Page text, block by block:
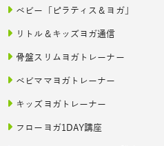
ベビー「ピラティス＆ヨガ」
リトル＆キッズヨガ通信
骨盤スリムヨガトレーナー
ベビママヨガトレーナー
キッズヨガトレーナー
フローヨガ1DAY講座